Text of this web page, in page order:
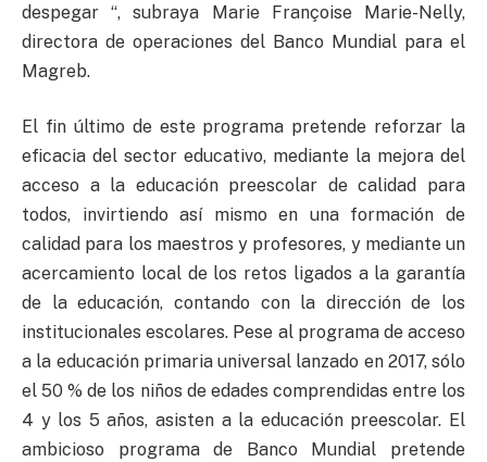
despegar “, subraya Marie Françoise Marie-Nelly,
directora de operaciones del Banco Mundial para el
Magreb.
El fin último de este programa pretende reforzar la
eficacia del sector educativo, mediante la mejora del
acceso a la educación preescolar de calidad para
todos, invirtiendo así mismo en una formación de
calidad para los maestros y profesores, y mediante un
acercamiento local de los retos ligados a la garantía
de la educación, contando con la dirección de los
institucionales escolares. Pese al programa de acceso
a la educación primaria universal lanzado en 2017, sólo
el 50 % de los niños de edades comprendidas entre los
4 y los 5 años, asisten a la educación preescolar. El
ambicioso programa de Banco Mundial pretende